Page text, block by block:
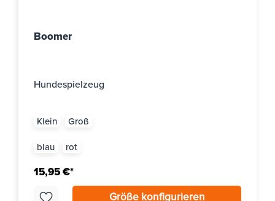
Boomer
Hundespielzeug
Klein Groß
blau rot
15,95 €*
Größe konfigurieren